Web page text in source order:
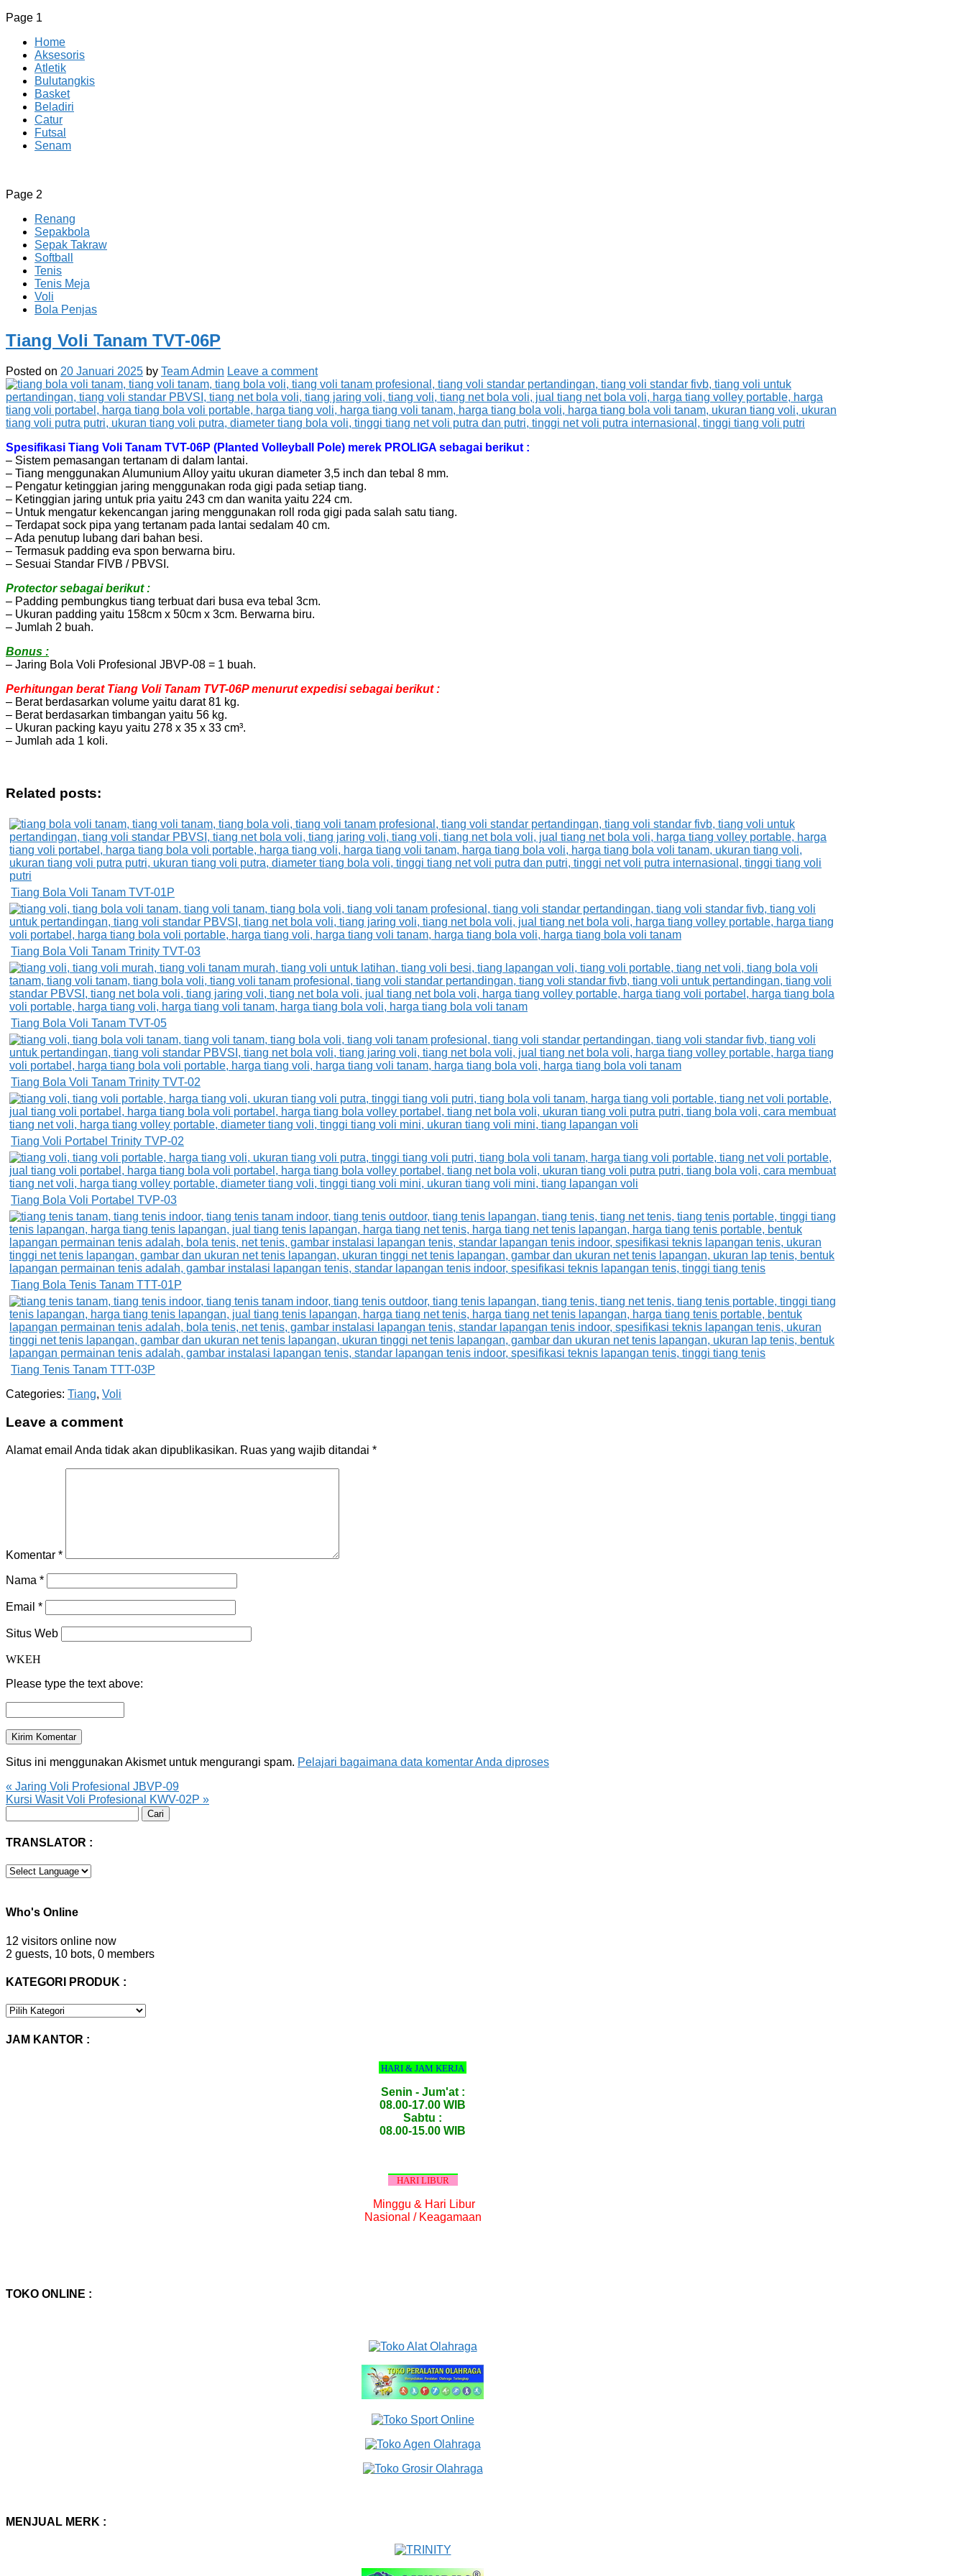
Page 1
Home
Aksesoris
Atletik
Bulutangkis
Basket
Beladiri
Catur
Futsal
Senam
CV JAYA BERSAMA Co Id
Menyediakan Semua Perlengkapan Olahraga Yang Lengkap, Berkualitas Dengan Harga Yang Murah
Page 2
Renang
Sepakbola
Sepak Takraw
Softball
Tenis
Tenis Meja
Voli
Bola Penjas
Tiang Voli Tanam TVT-06P
Posted on 20 Januari 2025 by Team Admin Leave a comment
Spesifikasi Tiang Voli Tanam TVT-06P (Planted Volleyball Pole) merek PROLIGA sebagai berikut :
– Sistem pemasangan tertanam di dalam lantai.
– Tiang menggunakan Alumunium Alloy yaitu ukuran diameter 3,5 inch dan tebal 8 mm.
– Pengatur ketinggian jaring menggunakan roda gigi pada setiap tiang.
– Ketinggian jaring untuk pria yaitu 243 cm dan wanita yaitu 224 cm.
– Untuk mengatur kekencangan jaring menggunakan roll roda gigi pada salah satu tiang.
– Terdapat sock pipa yang tertanam pada lantai sedalam 40 cm.
– Ada penutup lubang dari bahan besi.
– Termasuk padding eva spon berwarna biru.
– Sesuai Standar FIVB / PBVSI.
Protector sebagai berikut :
– Padding pembungkus tiang terbuat dari busa eva tebal 3cm.
– Ukuran padding yaitu 158cm x 50cm x 3cm. Berwarna biru.
– Jumlah 2 buah.
Bonus :
– Jaring Bola Voli Profesional JBVP-08 = 1 buah.
Perhitungan berat Tiang Voli Tanam TVT-06P menurut expedisi sebagai berikut :
– Berat berdasarkan volume yaitu darat 81 kg.
– Berat berdasarkan timbangan yaitu 56 kg.
– Ukuran packing kayu yaitu 278 x 35 x 33 cm³.
– Jumlah ada 1 koli.
Related posts:
Tiang Bola Voli Tanam TVT-01P
Tiang Bola Voli Tanam Trinity TVT-03
Tiang Bola Voli Tanam TVT-05
Tiang Bola Voli Tanam Trinity TVT-02
Tiang Voli Portabel Trinity TVP-02
Tiang Bola Voli Portabel TVP-03
Tiang Bola Tenis Tanam TTT-01P
Tiang Tenis Tanam TTT-03P
Categories: Tiang, Voli
Leave a comment
Alamat email Anda tidak akan dipublikasikan. Ruas yang wajib ditandai *
Komentar *
Nama *
Email *
Situs Web
WKEH
Please type the text above:
Situs ini menggunakan Akismet untuk mengurangi spam. Pelajari bagaimana data komentar Anda diproses
« Jaring Voli Profesional JBVP-09
Kursi Wasit Voli Profesional KWV-02P »
untuk:
TRANSLATOR :
Who's Online
12 visitors online now
2 guests, 10 bots, 0 members
KATEGORI PRODUK :
KATEGORI
JAM KANTOR :
HARI & JAM KERJA
Senin - Jum'at :
08.00-17.00 WIB
Sabtu :
08.00-15.00 WIB
HARI LIBUR
Minggu & Hari Libur
Nasional / Keagamaan
TOKO ONLINE :
MENJUAL MERK :